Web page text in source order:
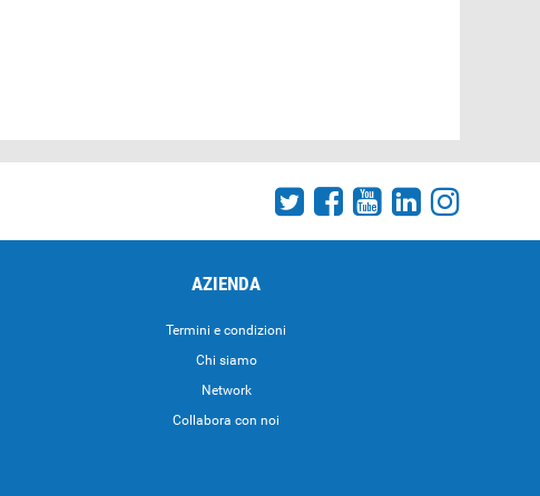
AZIENDA
Termini e condizioni
Chi siamo
Network
Collabora con noi